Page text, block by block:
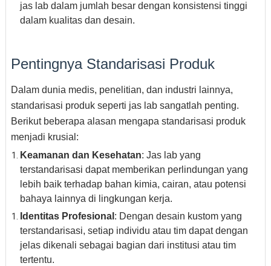
jas lab dalam jumlah besar dengan konsistensi tinggi
dalam kualitas dan desain.
Pentingnya Standarisasi Produk
Dalam dunia medis, penelitian, dan industri lainnya,
standarisasi produk seperti jas lab sangatlah penting.
Berikut beberapa alasan mengapa standarisasi produk
menjadi krusial:
Keamanan dan Kesehatan: Jas lab yang
terstandarisasi dapat memberikan perlindungan yang
lebih baik terhadap bahan kimia, cairan, atau potensi
bahaya lainnya di lingkungan kerja.
Identitas Profesional : Dengan desain kustom yang
terstandarisasi, setiap individu atau tim dapat dengan
jelas dikenali sebagai bagian dari institusi atau tim
tertentu.